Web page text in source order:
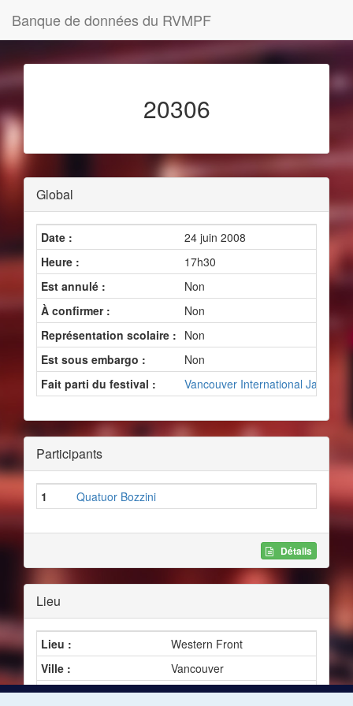
Banque de données du RVMPF
20306
Global
Date :
24 juin 2008
Heure :
17h30
Est annulé :
Non
À confirmer :
Non
Représentation scolaire : Non
Est sous embargo :
Non
Fait parti du festival :
Vancouver International Jazz
Participants
1 Quatuor Bozzini
Détails
Lieu
Lieu :
Western Front
Ville :
Vancouver
Province ou état :
Colombie-Britannique